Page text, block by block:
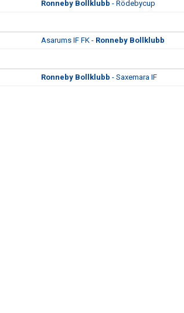
Ronneby Bollklubb - Rödebycup
Asarums IF FK - Ronneby Bollklubb
Ronneby Bollklubb - Saxemara IF